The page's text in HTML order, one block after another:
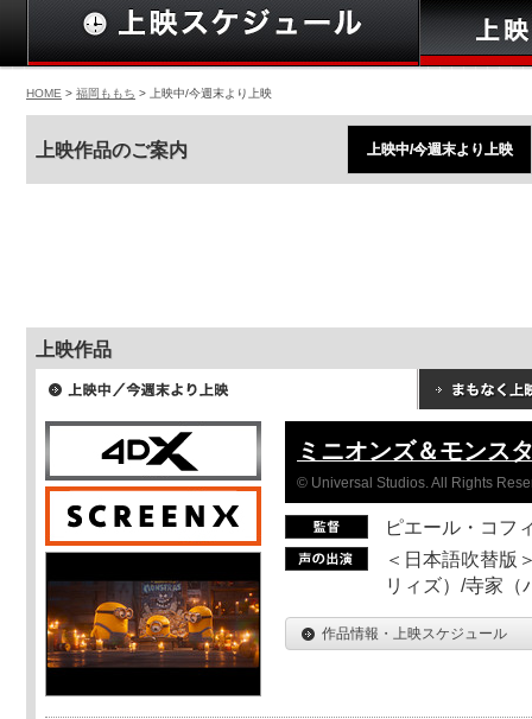
HOME > 福岡ももち > 上映中/今週末より上映
上映作品のご案内 上映中/今週末より上映
上映作品
ミニオンズ＆モンス
© Universal Studios. All Rights
ピエール・コフ
＜日本語吹替版
リィズ）/寺家（
作品情報・上映スケジュール